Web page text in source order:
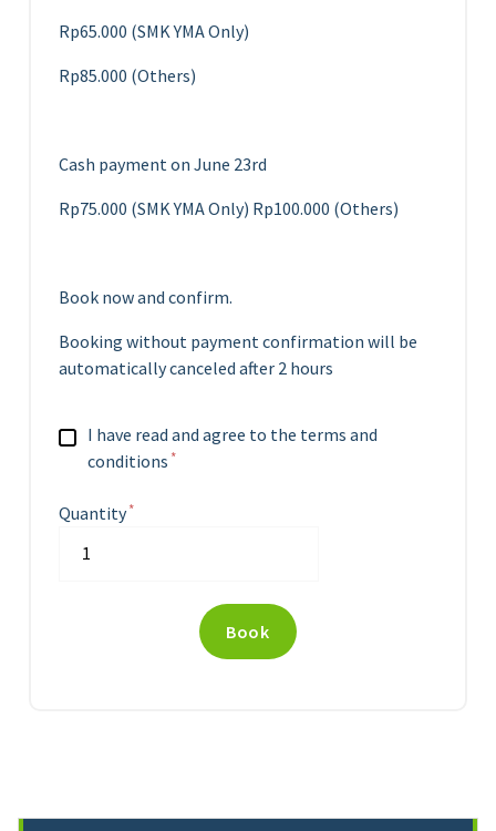
Rp65.000 (SMK YMA Only)
Rp85.000 (Others)
Cash payment on June 23rd
Rp75.000 (SMK YMA Only) Rp100.000 (Others)
Book now and confirm.
Booking without payment confirmation will be
automatically canceled after 2 hours
I have read and agree to the terms and
conditions
Quantity